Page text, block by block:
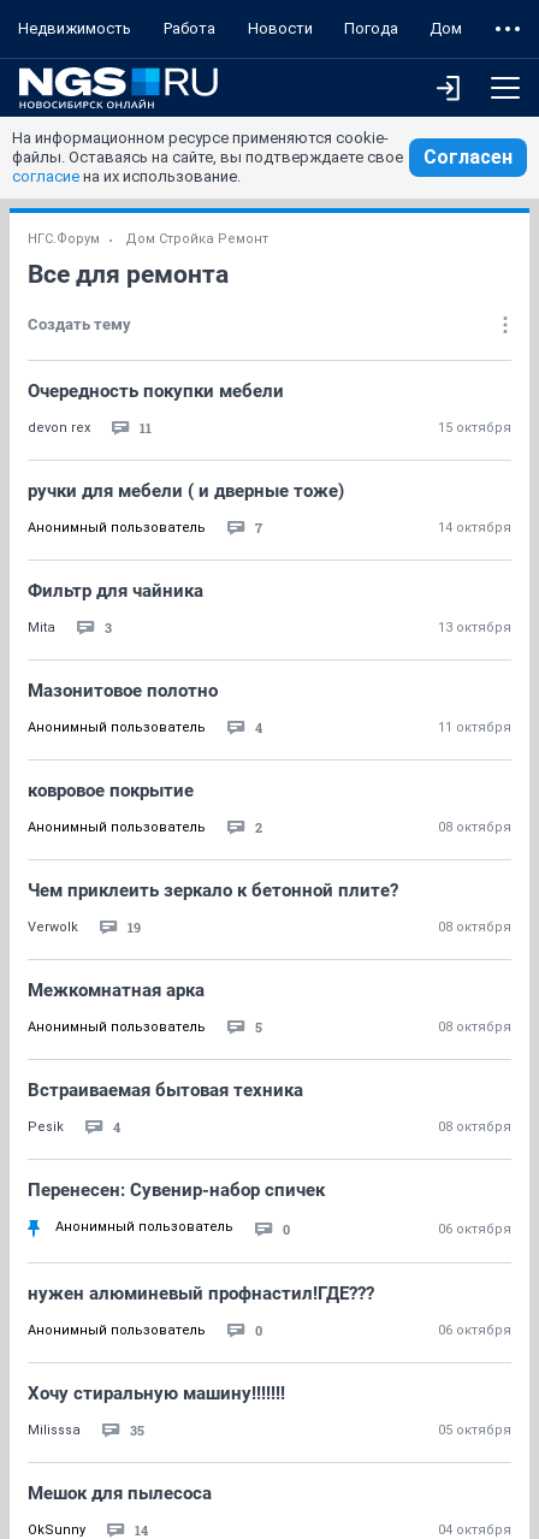
Недвижимость Работа Новости Погода Дом
На информационном ресурсе применяются cookie-
файлы. Оставаясь на сайте, вы подтверждаете свое
согласие на их использование.
Согласен
НГС.Форум Дом Стройка Ремонт
Все для ремонта
Создать тему
Очередность покупки мебели
devon rex 11 15 октября
ручки для мебели ( и дверные тоже)
Анонимный пользователь 7 14 октября
Фильтр для чайника
Mita 3 13 октября
Мазонитовое полотно
Анонимный пользователь 4 11 октября
ковровое покрытие
Анонимный пользователь 2 08 октября
Чем приклеить зеркало к бетонной плите?
Verwolk 19 08 октября
Межкомнатная арка
Анонимный пользователь 5 08 октября
Встраиваемая бытовая техника
Pesik 4 08 октября
Перенесен: Сувенир-набор спичек
Анонимный пользователь 0 06 октября
нужен алюминевый профнастил!ГДЕ???
Анонимный пользователь 0 06 октября
Хочу стиральную машину!!!!!!!
Milisssa 35 05 октября
Мешок для пылесоса
OkSunny 14 04 октября